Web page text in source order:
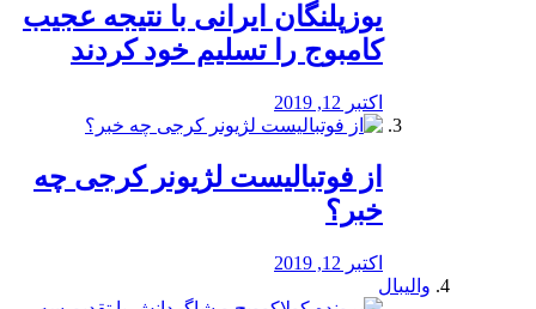
یوزپلنگان ایرانی با نتیجه عجیب
کامبوج را تسلیم خود کردند
اکتبر 12, 2019
از فوتبالیست لژیونر کرجی چه
خبر؟
اکتبر 12, 2019
والیبال